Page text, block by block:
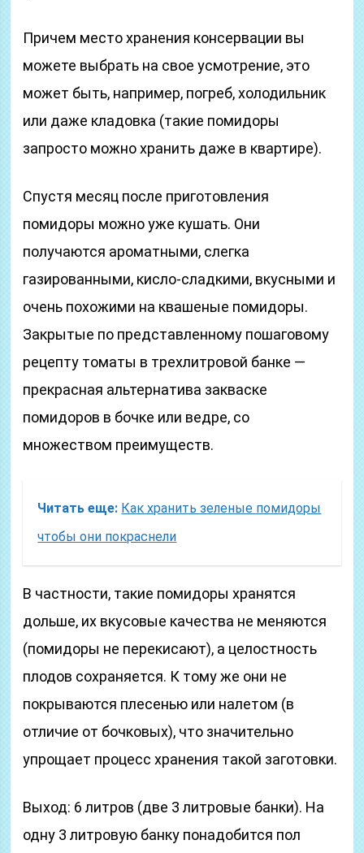
Причем место хранения консервации вы
можете выбрать на свое усмотрение, это
может быть, например, погреб, холодильник
или даже кладовка (такие помидоры
запросто можно хранить даже в квартире).
Спустя месяц после приготовления
помидоры можно уже кушать. Они
получаются ароматными, слегка
газированными, кисло-сладкими, вкусными и
очень похожими на квашеные помидоры.
Закрытые по представленному пошаговому
рецепту томаты в трехлитровой банке —
прекрасная альтернатива закваске
помидоров в бочке или ведре, со
множеством преимуществ.
Читать еще: Как хранить зеленые помидоры
чтобы они покраснели
В частности, такие помидоры хранятся
дольше, их вкусовые качества не меняются
(помидоры не перекисают), а целостность
плодов сохраняется. К тому же они не
покрываются плесенью или налетом (в
отличие от бочковых), что значительно
упрощает процесс хранения такой заготовки.
Выход: 6 литров (две 3 литровые банки). На
одну 3 литровую банку понадобится пол